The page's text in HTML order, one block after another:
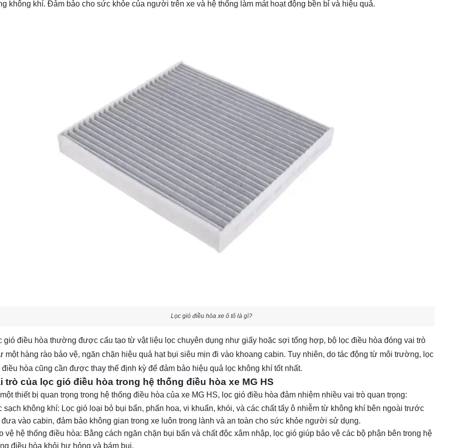
không khí. Đảm bảo cho sức khỏe của người trên xe và hệ thống làm mát hoạt động bền bỉ và hiệu quả.
Lọc gió điều hòa xe ô tô là gì?
gió điều hòa thường được cấu tạo từ vật liệu lọc chuyên dụng như giấy hoặc sợi tổng hợp, bộ lọc điều hòa đóng vai trò
một hàng rào bảo vệ, ngăn chặn hiệu quả hạt bụi siêu mịn đi vào khoang cabin. Tuy nhiên, do tác động từ môi trường, lọc
điều hòa cũng cần được thay thế định kỳ để đảm bảo hiệu quả lọc không khí tốt nhất.
trò của lọc gió điều hòa trong hệ thống điều hòa xe MG HS
thiết bị quan trọng trong hệ thống điều hòa của xe MG HS, lọc gió điều hòa đảm nhiệm nhiều vai trò quan trọng:
sạch không khí: Lọc gió loại bỏ bụi bẩn, phấn hoa, vi khuẩn, khói, và các chất tẩy ô nhiễm từ không khí bên ngoài trước
đưa vào cabin, đảm bảo không gian trong xe luôn trong lành và an toàn cho sức khỏe người sử dụng.
vệ hệ thống điều hòa: Bằng cách ngăn chặn bụi bẩn và chất độc xâm nhập, lọc gió giúp bảo vệ các bộ phận bên trong hệ
điều hòa khỏi hư hỏng và bám bụi.